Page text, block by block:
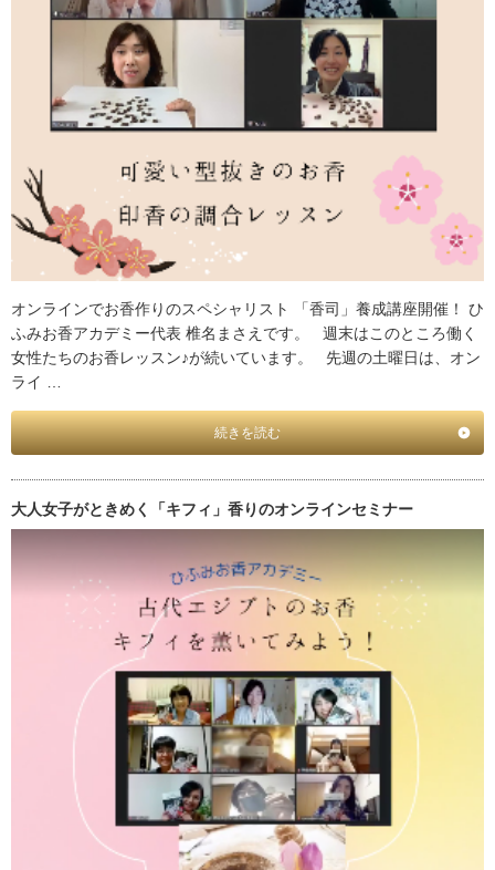
オンラインでお香作りのスペシャリスト 「香司」養成講座開催！ ひ
ふみお香アカデミー代表 椎名まさえです。 週末はこのところ働く
女性たちのお香レッスン♪が続いています。 先週の土曜日は、オン
ライ …
続きを読む
大人女子がときめく「キフィ」香りのオンラインセミナー